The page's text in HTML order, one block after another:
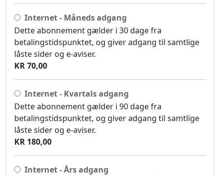
Internet - Måneds adgang
Dette abonnement gælder i 30 dage fra
betalingstidspunktet, og giver adgang til samtlige
låste sider og e-aviser.
KR 70,00
Internet - Kvartals adgang
Dette abonnement gælder i 90 dage fra
betalingstidspunktet, og giver adgang til samtlige
låste sider og e-aviser.
KR 180,00
Internet - Års adgang